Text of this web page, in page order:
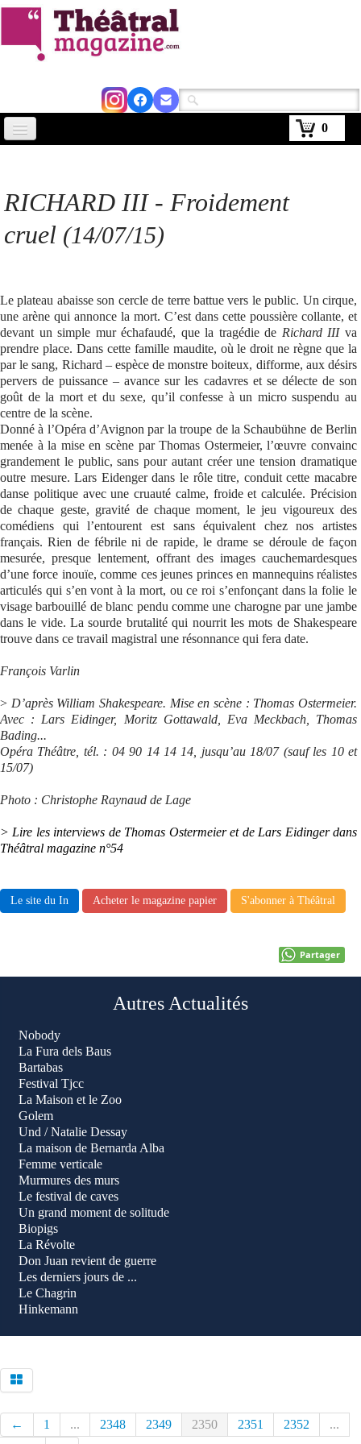
0
Kiosque
Abonnement▼
Se connecter
RICHARD III - Froidement
cruel (14/07/15)
Le plateau abaisse son cercle de terre battue vers le public. Un cirque,
une arène qui annonce la mort. C’est dans cette poussière collante, et
devant un simple mur échafaudé, que la tragédie de Richard IIIva
prendre place. Dans cette famille maudite, où le droit ne règne que la
par le sang, Richard – espèce de monstre boiteux, difforme, aux désirs
pervers de puissance – avance sur les cadavres et se délecte de son
goût de la mort et du sexe, qu’il confesse à un micro suspendu au
centre de la scène.
Donné à l’Opéra d’Avignon par la troupe de la Schaubühne de Berlin
menée à la mise en scène par Thomas Ostermeier, l’œuvre convainc
grandement le public, sans pour autant créer une tension dramatique
outre mesure. Lars Eidenger dans le rôle titre, conduit cette macabre
danse politique avec une cruauté calme, froide et calculée. Précision
de chaque geste, gravité de chaque moment, le jeu vigoureux des
comédiens qui l’entourent est sans équivalent chez nos artistes
français. Rien de fébrile ni de rapide, le drame se déroule de façon
mesurée, presque lentement, offrant des images cauchemardesques
d’une force inouïe, comme ces jeunes princes en mannequins réalistes
articulés qui s’en vont à la mort, ou ce roi s’enfonçant dans la folie le
visage barbouillé de blanc pendu comme une charogne par une jambe
dans le vide. La sourde brutalité qui nourrit les mots de Shakespeare
trouve dans ce travail magistral une résonnance qui fera date.
François Varlin
> D’après William Shakespeare. Mise en scène : Thomas Ostermeier.
Avec : Lars Eidinger, Moritz Gottawald, Eva Meckbach, Thomas
Bading...
Opéra Théâtre, tél. : 04 90 14 14 14, jusqu’au 18/07 (sauf les 10 et
15/07)
Photo : Christophe Raynaud de Lage
> Lire les interviews de Thomas Ostermeier et de Lars Eidinger dans
Théâtral magazine n°54
Le site du In Acheter le magazine papier S'abonner à Théâtral
Partager
Autres Actualités
Nobody
La Fura dels Baus
Bartabas
Festival Tjcc
La Maison et le Zoo
Golem
Und / Natalie Dessay
La maison de Bernarda Alba
Femme verticale
Murmures des murs
Le festival de caves
Un grand moment de solitude
Biopigs
La Révolte
Don Juan revient de guerre
Les derniers jours de ...
Le Chagrin
Hinkemann
← 1 ... 2348 2349 2350 2351 2352
...